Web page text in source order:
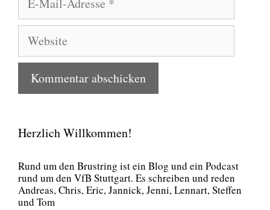
Mail-
Adresse
Herzlich Willkommen!
Rund um den Brust­ring ist ein Blog und ein Pod­cast
rund um den VfB Stutt­gart. Es schrei­ben und reden
Andre­as, Chris, Eric, Jan­nick, Jen­ni, Lenn­art, Stef­fen
und Tom